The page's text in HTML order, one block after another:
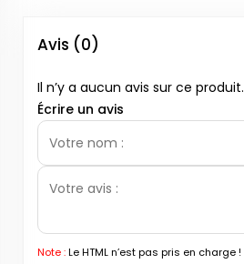
Avis (0)
Il n’y a aucun avis sur ce produit.
Écrire un avis
Note :Le HTML n’est pas pris en charge !